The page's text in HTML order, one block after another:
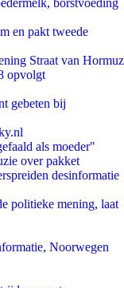
borstvoeding
en pakt tweede
Straat van Hormuz
opvolgt
gebeten bij
als moeder"
over pakket
desinformatie
politieke mening, laat
Noorwegen